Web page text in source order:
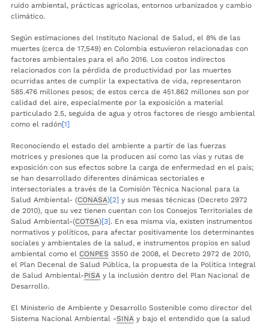
ruido ambiental, prácticas agrícolas, entornos urbanizados y cambio
climático.
Según estimaciones del Instituto Nacional de Salud, el 8% de las
muertes (cerca de 17,549) en Colombia estuvieron relacionadas con
factores ambientales para el año 2016. Los costos indirectos
relacionados con la pérdida de productividad por las muertes
ocurridas antes de cumplir la expectativa de vida, representaron
585.476 millones pesos; de estos cerca de 451.862 millones son por
calidad del aire, especialmente por la exposición a material
particulado 2.5, seguida de agua y otros factores de riesgo ambiental
como el radón[1]
Reconociendo el estado del ambiente a partir de las fuerzas
motrices y presiones que la producen así como las vías y rutas de
exposición con sus efectos sobre la carga de enfermedad en el país;
se han desarrollado diferentes dinámicas sectoriales e
intersectoriales a través de la Comisión Técnica Nacional para la
Salud Ambiental- (CONASA)[2] y sus mesas técnicas (Decreto 2972
de 2010), que su vez tienen cuentan con los Consejos Territoriales de
Salud Ambiental-(COTSA)[3]. En esa misma vía, existen instrumentos
normativos y políticos, para afectar positivamente los determinantes
sociales y ambientales de la salud, e instrumentos propios en salud
ambiental como el CONPES 3550 de 2008, el Decreto 2972 de 2010,
el Plan Decenal de Salud Pública, la propuesta de la Política Integral
de Salud Ambiental-PISA y la inclusión dentro del Plan Nacional de
Desarrollo.
El Ministerio de Ambiente y Desarrollo Sostenible como director del
Sistema Nacional Ambiental -SINA y bajo el entendido que la salud